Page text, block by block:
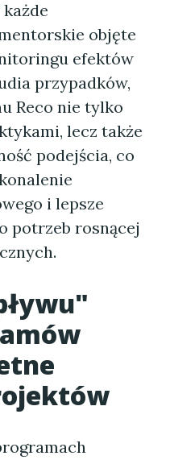
objęte
efektów
przypadków,
Reco nie tylko
lecz także
podejścia, co
i lepsze
potrzeb rosnącej